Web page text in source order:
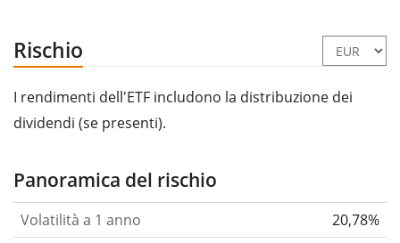
Rischio
I rendimenti dell'ETF includono la distribuzione dei
dividendi (se presenti).
Panoramica del rischio
Volatilità a 1 anno
20,78%